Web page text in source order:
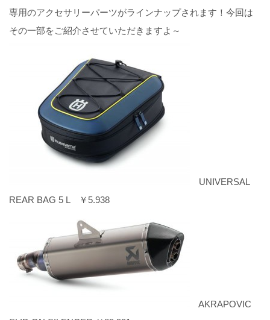
専用のアクセサリーパーツがラインナップされます！今回は
その一部をご紹介させていただきますよ～
UNIVERSAL
REAR BAG 5 L ￥5.938
AKRAPOVIC